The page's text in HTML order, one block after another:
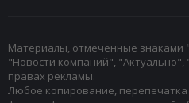
Материалы, отмеченные знаками
"Новости компаний",
правах рекламы.
Любое копирование,